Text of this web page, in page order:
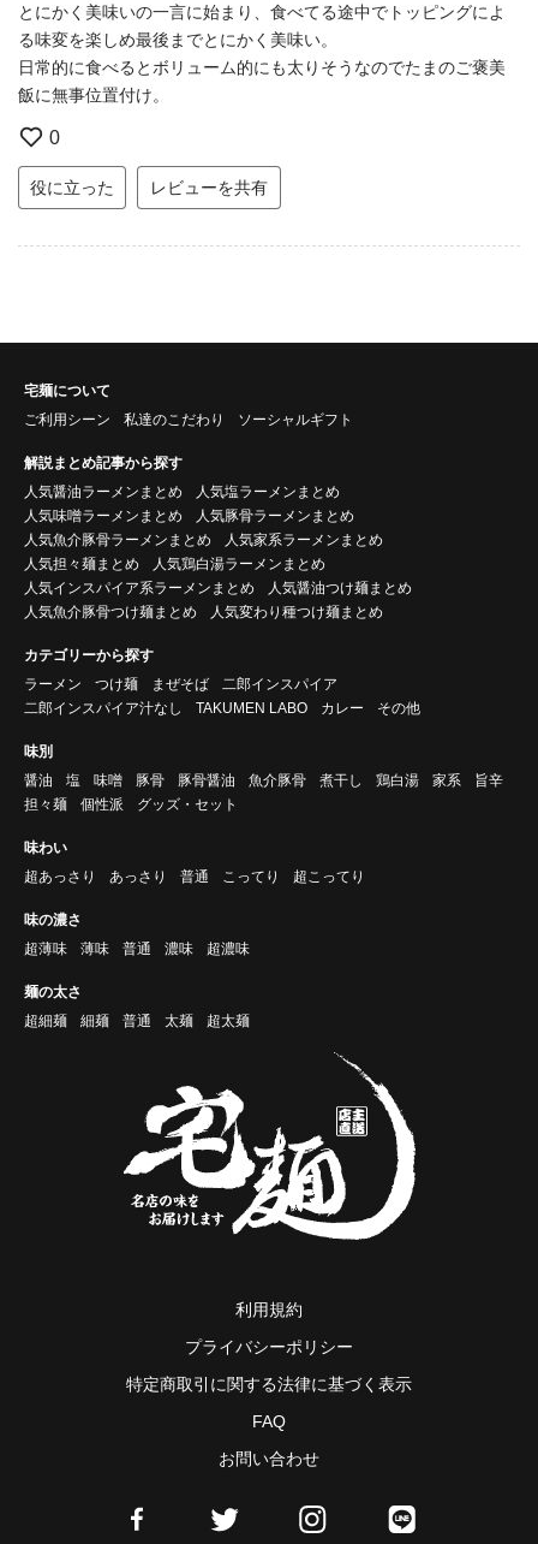
とにかく美味いの一言に始まり、食べてる途中でトッピングによ
る味変を楽しめ最後までとにかく美味い。
日常的に食べるとボリューム的にも太りそうなのでたまのご褒美
飯に無事位置付け。
0
役に立った レビューを共有
宅麺について
ご利用シーン
私達のこだわり ソーシャルギフト
解説まとめ記事から探す
人気醤油ラーメンまとめ
人気塩ラーメンまとめ
人気味噌ラーメンまとめ
人気豚骨ラーメンまとめ
人気魚介豚骨ラーメンまとめ
人気家系ラーメンまとめ
人気担々麺まとめ
人気鶏白湯ラーメンまとめ
人気インスパイア系ラーメンまとめ
人気醤油つけ麺まとめ
人気魚介豚骨つけ麺まとめ
人気変わり種つけ麺まとめ
カテゴリーから探す
ラーメン
つけ麺 まぜそば
二郎インスパイア
二郎インスパイア汁なし
TAKUMEN LABO カレー その他
味別
醤油
塩 味噌 豚骨 豚骨醤油 魚介豚骨 煮干し 鶏白湯 家系
旨辛
担々麺
個性派 グッズ・セット
味わい
超あっさり
あっさり 普通 こってり 超こってり
味の濃さ
超薄味
薄味 普通 濃味 超濃味
麺の太さ
超細麺
細麺 普通 太麺 超太麺
利用規約
プライバシーポリシー
特定商取引に関する法律に基づく表示
FAQ
お問い合わせ